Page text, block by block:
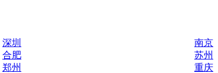
深圳
南京
合肥
苏州
郑州
重庆